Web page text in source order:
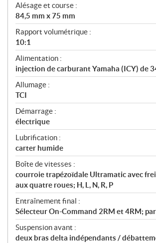
Alésage et course :
84,5 mm x 75 mm
Rapport volumétrique :
10:1
Alimentation :
injection de carburant Yamaha (ICY) de
Allumage :
TCI
Démarrage :
électrique
Lubrification :
carter humide
Boîte de vitesses :
courroie trapézoïdale Ultramatic avec
aux quatre roues; H, L, N, R, P
Entraînement final :
Sélecteur On-Command 2RM et 4RM;
Suspension avant :
deux bras delta indépendants /